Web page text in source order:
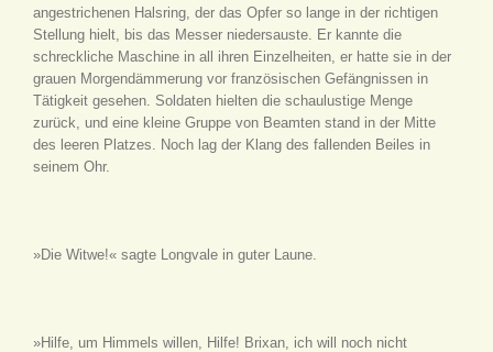
angestrichenen Halsring, der das Opfer so lange in der richtigen
Stellung hielt, bis das Messer niedersauste. Er kannte die
schreckliche Maschine in all ihren Einzelheiten, er hatte sie in der
grauen Morgendämmerung vor französischen Gefängnissen in
Tätigkeit gesehen. Soldaten hielten die schaulustige Menge
zurück, und eine kleine Gruppe von Beamten stand in der Mitte
des leeren Platzes. Noch lag der Klang des fallenden Beiles in
seinem Ohr.
»Die Witwe!« sagte Longvale in guter Laune.
»Hilfe, um Himmels willen, Hilfe! Brixan, ich will noch nicht